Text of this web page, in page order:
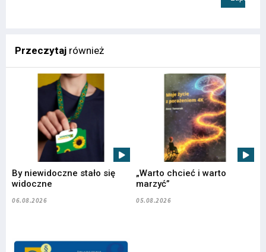
Przeczytaj również
By niewidoczne stało się
widoczne
06.08.2026
„Warto chcieć i warto
marzyć”
05.08.2026